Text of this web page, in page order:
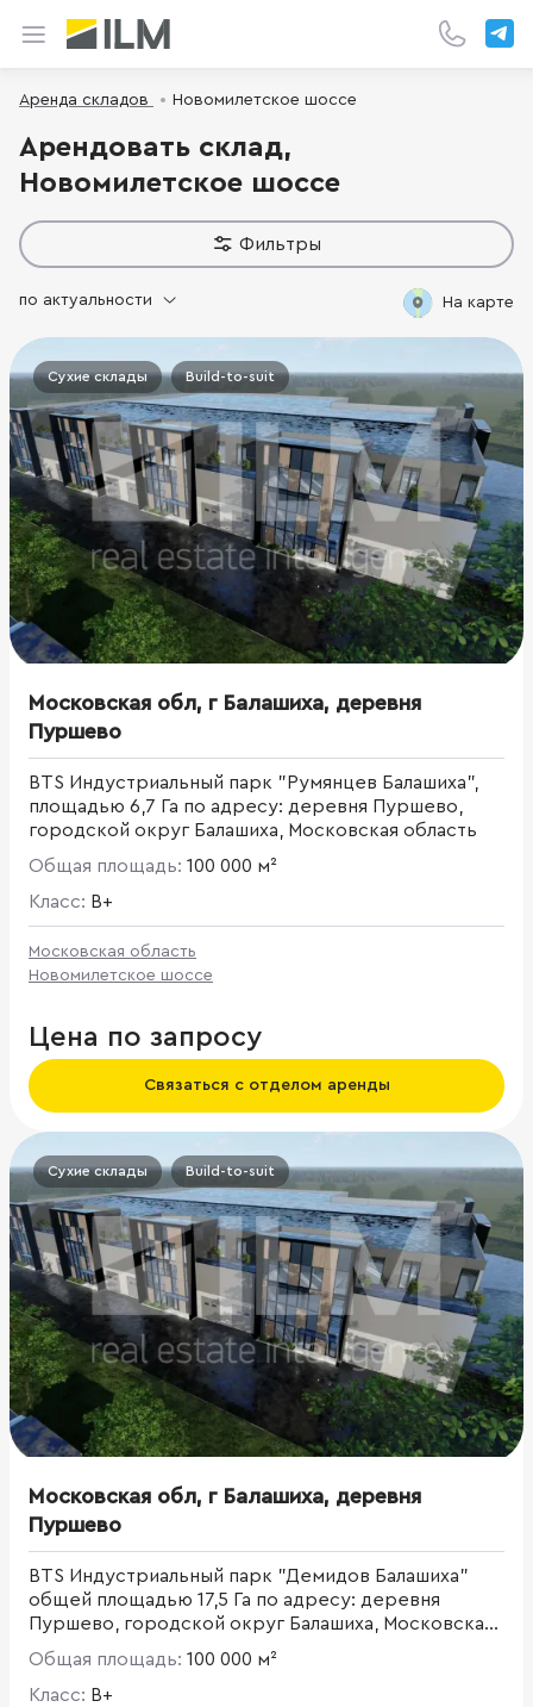
Аренда складов Новомилетское шоссе
Арендовать склад,
Новомилетское шоссе
Фильтры
На карте
по актуальности
Сухие склады Build-to-suit
Московская обл, г Балашиха, деревня
Пуршево
BTS Индустриальный парк "Румянцев Балашиха",
площадью 6,7 Га по адресу: деревня Пуршево,
городской округ Балашиха, Московская область
Общая площадь: 100 000 м²
Класс: B+
Московская область
Новомилетское шоссе
Цена по запросу
Связаться с отделом аренды
Сухие склады Build-to-suit
Московская обл, г Балашиха, деревня
Пуршево
BTS Индустриальный парк "Демидов Балашиха"
общей площадью 17,5 Га по адресу: деревня
Пуршево, городской округ Балашиха, Московская
область
Общая площадь: 100 000 м²
Класс: B+